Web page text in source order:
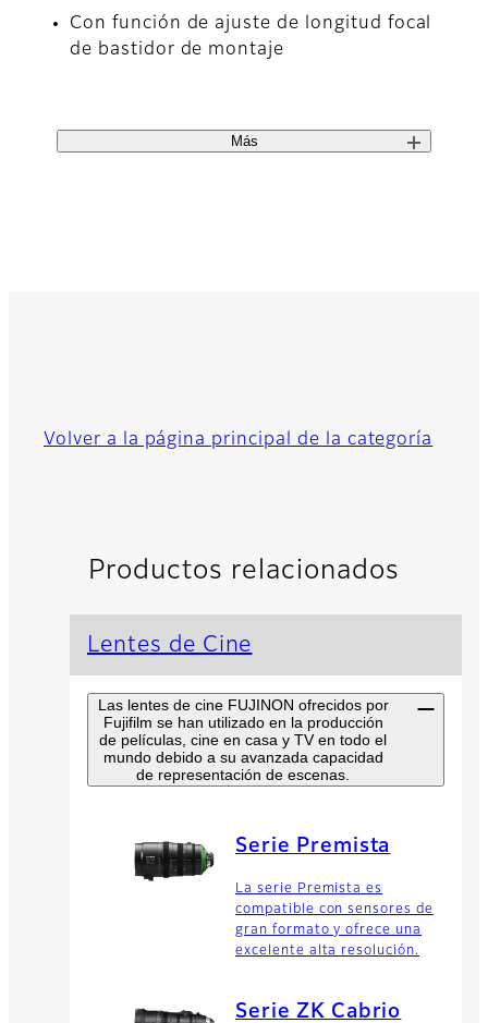
Con función de ajuste de longitud focal
de bastidor de montaje
Más
Volver a la página principal de la categoría
Productos relacionados
Lentes de Cine
Las lentes de cine FUJINON ofrecidos por
Fujifilm se han utilizado en la producción
de películas, cine en casa y TV en todo el
mundo debido a su avanzada capacidad
de representación de escenas.
Serie Premista
La serie Premista es
compatible con sensores de
gran formato y ofrece una
excelente alta resolución.
Serie ZK Cabrio